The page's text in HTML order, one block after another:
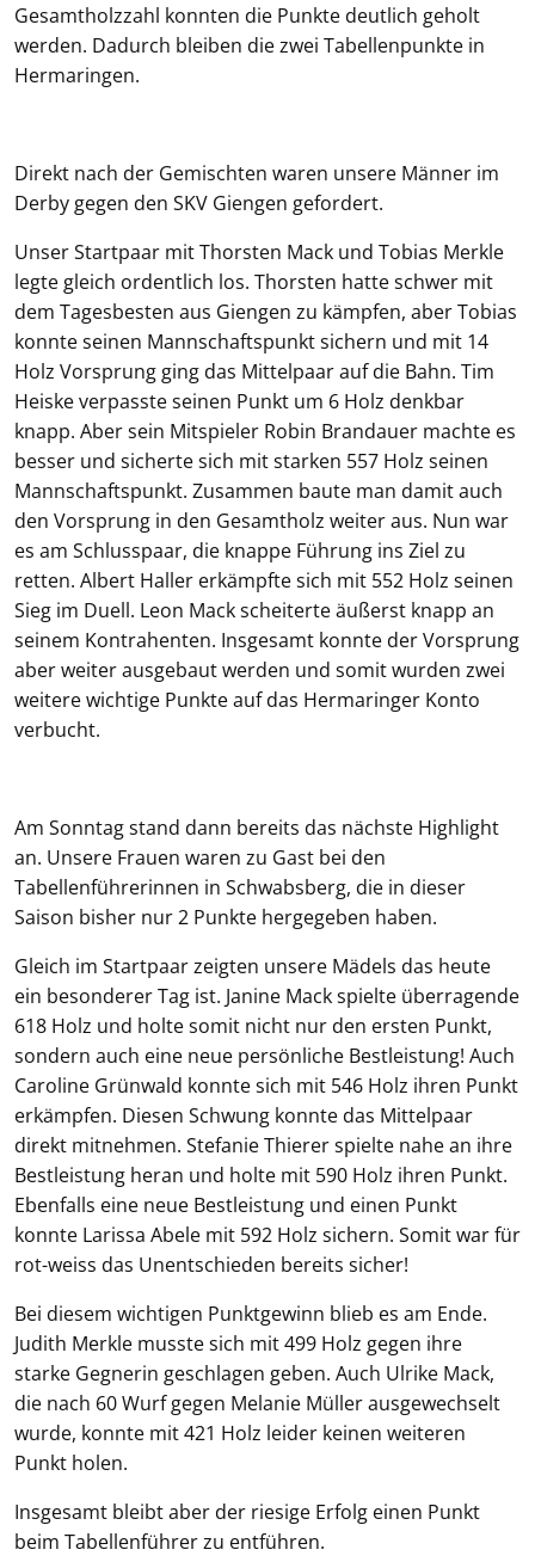
Gesamtholzzahl konnten die Punkte deutlich geholt
werden. Dadurch bleiben die zwei Tabellenpunkte in
Hermaringen.
Direkt nach der Gemischten waren unsere Männer im
Derby gegen den SKV Giengen gefordert.
Unser Startpaar mit Thorsten Mack und Tobias Merkle
legte gleich ordentlich los. Thorsten hatte schwer mit
dem Tagesbesten aus Giengen zu kämpfen, aber Tobias
konnte seinen Mannschaftspunkt sichern und mit 14
Holz Vorsprung ging das Mittelpaar auf die Bahn. Tim
Heiske verpasste seinen Punkt um 6 Holz denkbar
knapp. Aber sein Mitspieler Robin Brandauer machte es
besser und sicherte sich mit starken 557 Holz seinen
Mannschaftspunkt. Zusammen baute man damit auch
den Vorsprung in den Gesamtholz weiter aus. Nun war
es am Schlusspaar, die knappe Führung ins Ziel zu
retten. Albert Haller erkämpfte sich mit 552 Holz seinen
Sieg im Duell. Leon Mack scheiterte äußerst knapp an
seinem Kontrahenten. Insgesamt konnte der Vorsprung
aber weiter ausgebaut werden und somit wurden zwei
weitere wichtige Punkte auf das Hermaringer Konto
verbucht.
Am Sonntag stand dann bereits das nächste Highlight
an. Unsere Frauen waren zu Gast bei den
Tabellenführerinnen in Schwabsberg, die in dieser
Saison bisher nur 2 Punkte hergegeben haben.
Gleich im Startpaar zeigten unsere Mädels das heute
ein besonderer Tag ist. Janine Mack spielte überragende
618 Holz und holte somit nicht nur den ersten Punkt,
sondern auch eine neue persönliche Bestleistung! Auch
Caroline Grünwald konnte sich mit 546 Holz ihren Punkt
erkämpfen. Diesen Schwung konnte das Mittelpaar
direkt mitnehmen. Stefanie Thierer spielte nahe an ihre
Bestleistung heran und holte mit 590 Holz ihren Punkt.
Ebenfalls eine neue Bestleistung und einen Punkt
konnte Larissa Abele mit 592 Holz sichern. Somit war für
rot-weiss das Unentschieden bereits sicher!
Bei diesem wichtigen Punktgewinn blieb es am Ende.
Judith Merkle musste sich mit 499 Holz gegen ihre
starke Gegnerin geschlagen geben. Auch Ulrike Mack,
die nach 60 Wurf gegen Melanie Müller ausgewechselt
wurde, konnte mit 421 Holz leider keinen weiteren
Punkt holen.
Insgesamt bleibt aber der riesige Erfolg einen Punkt
beim Tabellenführer zu entführen.